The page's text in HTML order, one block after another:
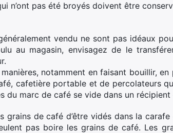
n’ont pas été broyés doivent être
vendu ne sont pas idéaux
au magasin, envisagez de le
notamment en faisant bouillir,
cafetière portable et de percolateurs
du marc de café se vide dans un
grains de café d’être vidés dans la
pas boire les grains de café. Les